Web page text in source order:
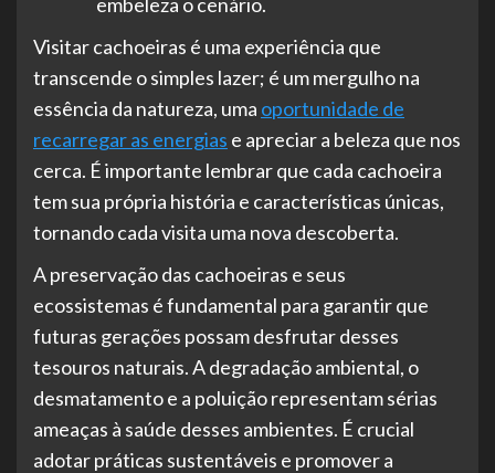
Visitar cachoeiras é uma experiência que
transcende o simples lazer; é um mergulho na
essência da natureza, uma oportunidade de
recarregar as energias e apreciar a beleza que nos
cerca. É importante lembrar que cada cachoeira
tem sua própria história e características únicas,
tornando cada visita uma nova descoberta.
A preservação das cachoeiras e seus
ecossistemas é fundamental para garantir que
futuras gerações possam desfrutar desses
tesouros naturais. A degradação ambiental, o
desmatamento e a poluição representam sérias
ameaças à saúde desses ambientes. É crucial
adotar práticas sustentáveis e promover a